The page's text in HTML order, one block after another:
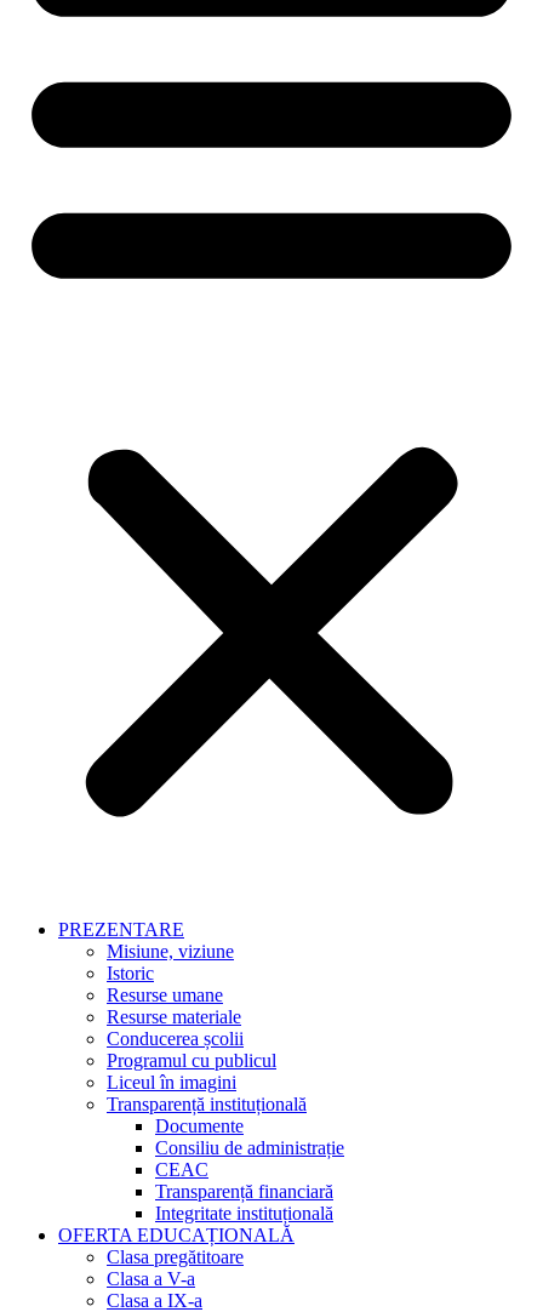
PREZENTARE
Misiune, viziune
Istoric
Resurse umane
Resurse materiale
Conducerea școlii
Programul cu publicul
Liceul în imagini
Transparență instituțională
Documente
Consiliu de administrație
CEAC
Transparență financiară
Integritate instituțională
OFERTA EDUCAȚIONALĂ
Clasa pregătitoare
Clasa a V-a
Clasa a IX-a